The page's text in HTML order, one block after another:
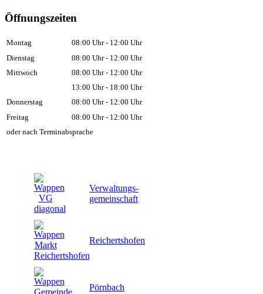
Öffnungszeiten
Montag
08:00 Uhr - 12:00 Uhr
Dienstag
08:00 Uhr - 12:00 Uhr
Mittwoch
08:00 Uhr - 12:00 Uhr
13:00 Uhr - 18:00 Uhr
Donnerstag
08:00 Uhr - 12:00 Uhr
Freitag
08:00 Uhr - 12:00 Uhr
oder nach Terminabsprache
Verwaltungs-
gemeinschaft
Reichertshofen
Pörnbach